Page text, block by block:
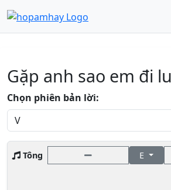
Gặp anh sao em đi
Chọn phiên bản lời:
Tông E